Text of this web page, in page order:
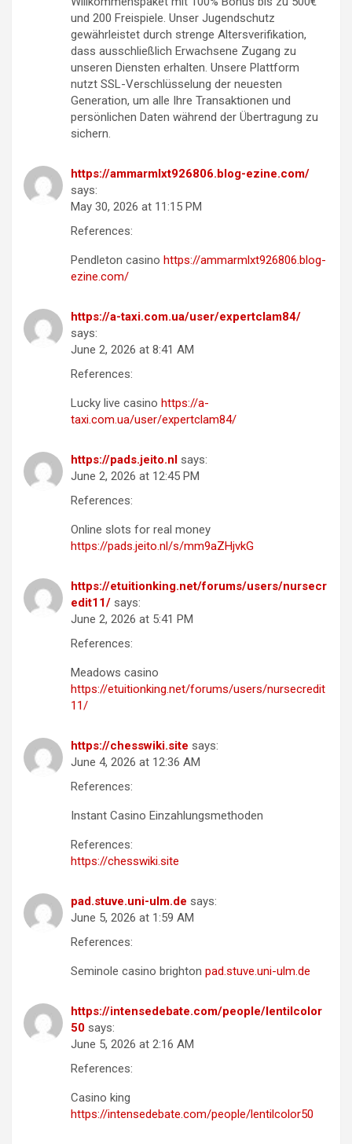
und 200 Freispiele. Unser Jugendschutz
gewährleistet durch strenge Altersverifikation,
dass ausschließlich Erwachsene Zugang zu
unseren Diensten erhalten. Unsere Plattform
nutzt SSL-Verschlüsselung der neuesten
Generation, um alle Ihre Transaktionen und
persönlichen Daten während der Übertragung zu
sichern.
https://ammarmlxt926806.blog-ezine.com/
says:
May 30, 2026 at 11:15 PM
References:
Pendleton casino https://ammarmlxt926806.blog-
ezine.com/
https://a-taxi.com.ua/user/expertclam84/
says:
June 2, 2026 at 8:41 AM
References:
Lucky live casino https://a-
taxi.com.ua/user/expertclam84/
https://pads.jeito.nl says:
June 2, 2026 at 12:45 PM
References:
Online slots for real money
https://pads.jeito.nl/s/mm9aZHjvkG
https://etuitionking.net/forums/users/nursecr
edit11/ says:
June 2, 2026 at 5:41 PM
References:
Meadows casino
https://etuitionking.net/forums/users/nursecredit
11/
https://chesswiki.site says:
June 4, 2026 at 12:36 AM
References:
Instant Casino Einzahlungsmethoden
References:
https://chesswiki.site
pad.stuve.uni-ulm.de says:
June 5, 2026 at 1:59 AM
References:
Seminole casino brighton pad.stuve.uni-ulm.de
https://intensedebate.com/people/lentilcolor
50 says:
June 5, 2026 at 2:16 AM
References:
Casino king
https://intensedebate.com/people/lentilcolor50